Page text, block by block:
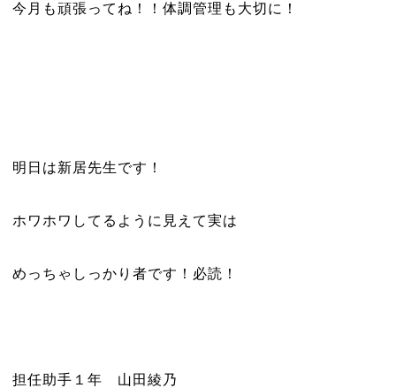
今月も頑張ってね！！体調管理も大切に！
明日は新居先生です！
ホワホワしてるように見えて実は
めっちゃしっかり者です！必読！
担任助手１年 山田綾乃